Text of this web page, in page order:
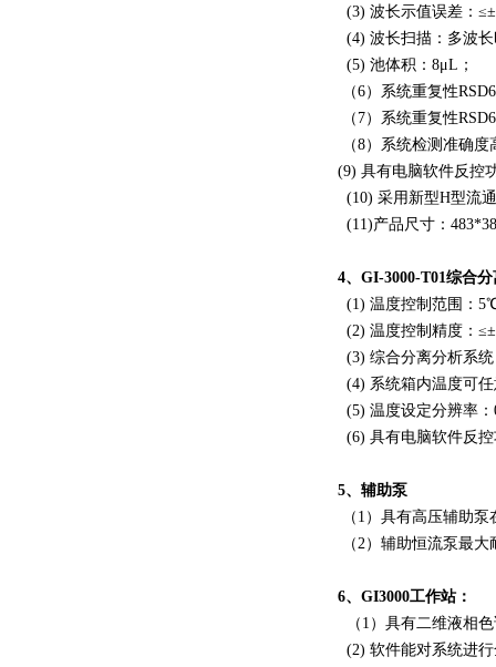
(3) 波长示值误差：
(4) 波长扫描：多波
(5) 池体积：8μL；
（6）系统重复性
（7）系统重复性
（8）系统检测准确
(9) 具有电脑软件反控
(10) 采用新型H型流
(11)产品尺寸：
4、GI-3000-T01综合
(1) 温度控制范围：
(2) 温度控制精度：
(3) 综合分离分析系
(4) 系统箱内温度可
(5) 温度设定分辨率
(6) 具有电脑软件反
5、辅助泵
（1）具有高压辅助泵
（2）辅助恒流泵最大
6、GI3000工作站：
（1）具有二维液相
(2) 软件能对系统进